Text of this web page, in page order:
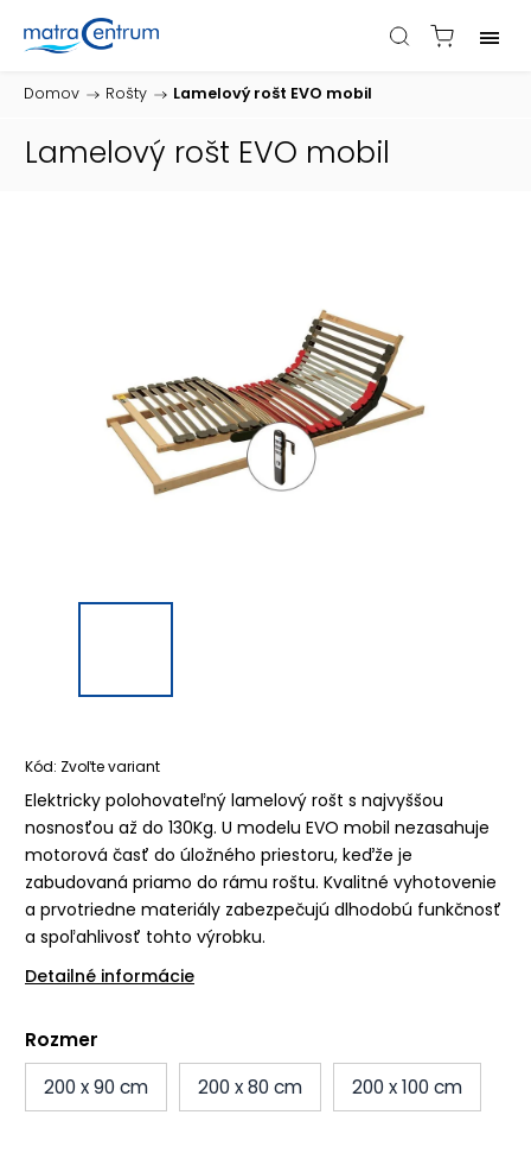
Domov / Rošty / Lamelový rošt EVO mobil
Lamelový rošt EVO mobil
Kód: Zvoľte variant
Elektricky polohovateľný lamelový rošt s najvyššou
nosnosťou až do 130Kg. U modelu EVO mobil nezasahuje
motorová časť do úložného priestoru, keďže je
zabudovaná priamo do rámu roštu. Kvalitné vyhotovenie
a prvotriedne materiály zabezpečujú dlhodobú funkčnosť
a spoľahlivosť tohto výrobku.
Detailné informácie
Rozmer
200 x 90 cm
200 x 80 cm 200 x 100 cm